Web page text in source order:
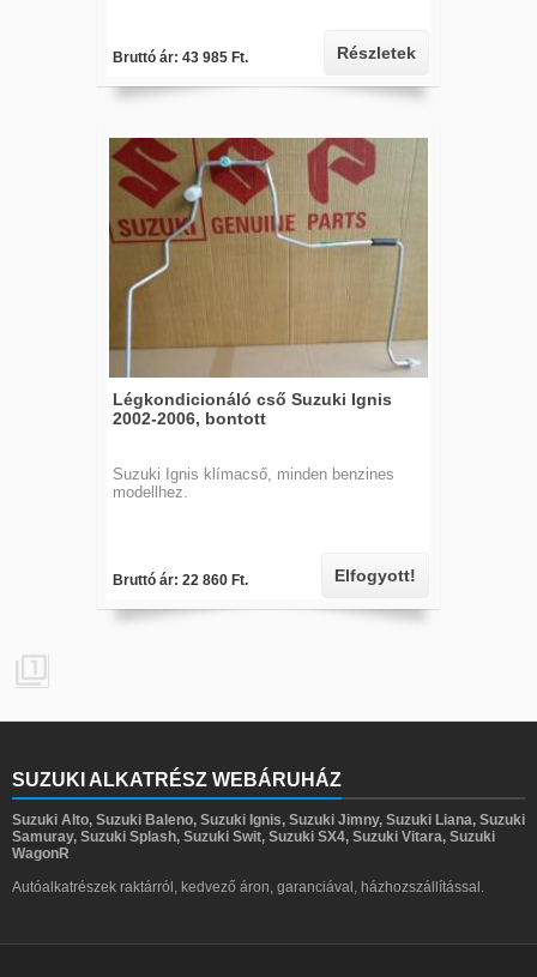
Bruttó ár: 43 985 Ft. Részletek
Légkondicionáló cső Suzuki Ignis
2002-2006, bontott
Suzuki Ignis klímacső, minden benzines
modellhez.
Bruttó ár: 22 860 Ft. Elfogyott!

SUZUKI ALKATRÉSZ WEBÁRUHÁZ
Suzuki Alto, Suzuki Baleno, Suzuki Ignis, Suzuki Jimny, Suzuki Liana, Suzuki
Samuray, Suzuki Splash, Suzuki Swit, Suzuki SX4, Suzuki Vitara, Suzuki
WagonR
Autóalkatrészek raktárról, kedvező áron, garanciával, házhozszállítással.